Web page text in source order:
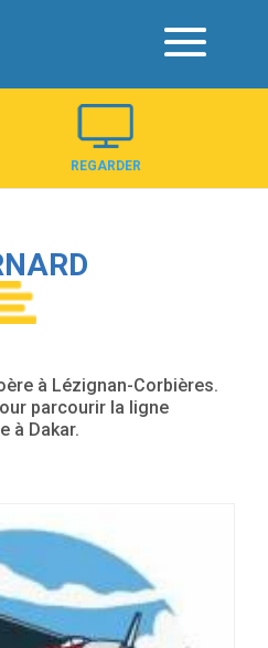
REGARDER
à Lézignan-Corbières.
parcourir la ligne
à Dakar.